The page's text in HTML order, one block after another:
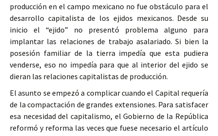
producción en el campo mexicano no fue obstáculo para el
desarrollo capitalista de los ejidos mexicanos. Desde su
inicio el “ejido” no presentó problema alguno para
implantar las relaciones de trabajo asalariado. Si bien la
posesión familiar de la tierra impedía que esta pudiera
venderse, eso no impedía para que al interior del ejido se
dieran las relaciones capitalistas de producción.
El asunto se empezó a complicar cuando el Capital requería
de la compactación de grandes extensiones. Para satisfacer
esa necesidad del capitalismo, el Gobierno de la República
reformó y reforma las veces que fuese necesario el artículo